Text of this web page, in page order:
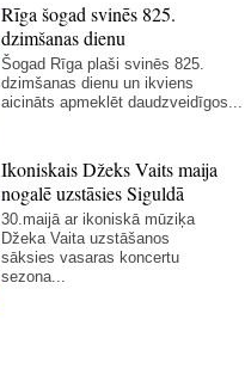
Rīga šogad svinēs 825.
dzimšanas dienu
Šogad Rīga plaši svinēs 825.
dzimšanas dienu un ikviens
aicināts apmeklēt daudzveidīgos...
Ikoniskais Džeks Vaits maija
nogalē uzstāsies Siguldā
30.maijā ar ikoniskā mūziķa
Džeka Vaita uzstāšanos
sāksies vasaras koncertu
sezona...